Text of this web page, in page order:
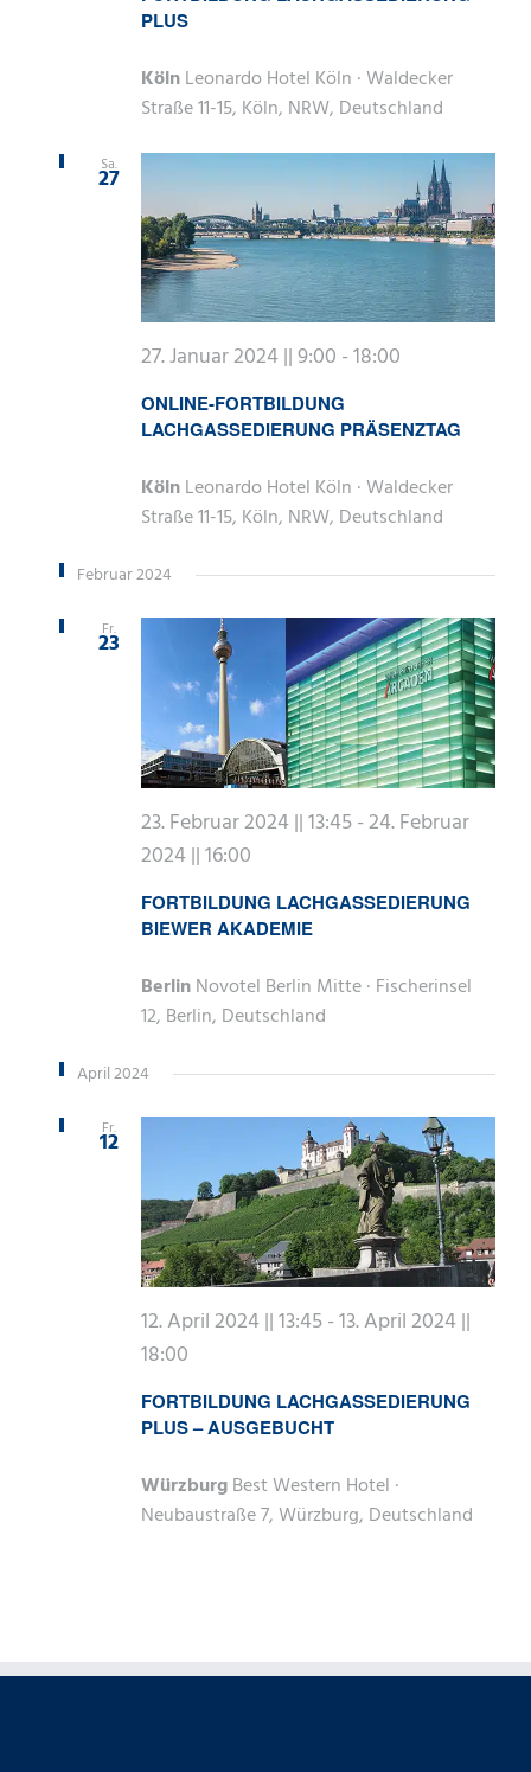
PLUS
KölnLeonardo Hotel Köln · Waldecker
Straße 11-15, Köln, NRW, Deutschland
Sa.
27
ONLINE-FORTBILDUNG
LACHGASSEDIERUNG PRÄSENZTAG
27. Januar 2024 || 9:00 -18:00
KölnLeonardo Hotel Köln · Waldecker
Straße 11-15, Köln, NRW, Deutschland
Februar 2024
Fr.
23
FORTBILDUNG LACHGASSEDIERUNG
BIEWER AKADEMIE
23. Februar 2024 || 13:45-24. Februar
2024 || 16:00
BerlinNovotel Berlin Mitte · Fischerinsel
12, Berlin, Deutschland
April 2024
Fr.
12
FORTBILDUNG LACHGASSEDIERUNG
PLUS – AUSGEBUCHT
12. April 2024 || 13:45-13. April 2024 ||
18:00
WürzburgBest Western Hotel ·
Neubaustraße 7, Würzburg, Deutschland